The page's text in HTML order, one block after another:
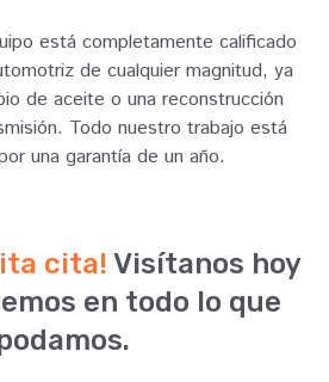
está completamente calificado
de cualquier magnitud, ya
de aceite o una reconstrucción
Todo nuestro trabajo está
una garantía de un año.
cita! Visítanos hoy
en todo lo que